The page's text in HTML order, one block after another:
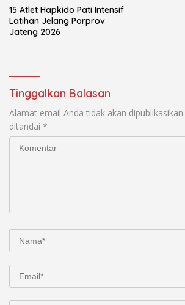
15 Atlet Hapkido Pati Intensif
Latihan Jelang Porprov
Jateng 2026
Tinggalkan Balasan
Alamat email Anda tidak akan dipublikasikan.
ditandai *